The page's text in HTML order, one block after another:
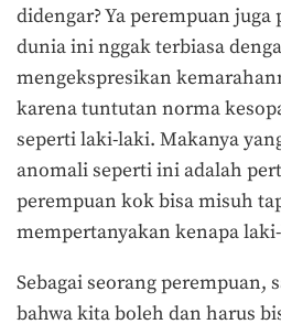
didengar? Ya perempuan juga
dunia ini nggak terbiasa
mengekspresikan
karena tuntutan norma
seperti laki-laki. Makanya
anomali seperti ini adalah
perempuan kok bisa misuh
mempertanyakan kenapa
Sebagai seorang perempuan,
bahwa kita boleh dan harus